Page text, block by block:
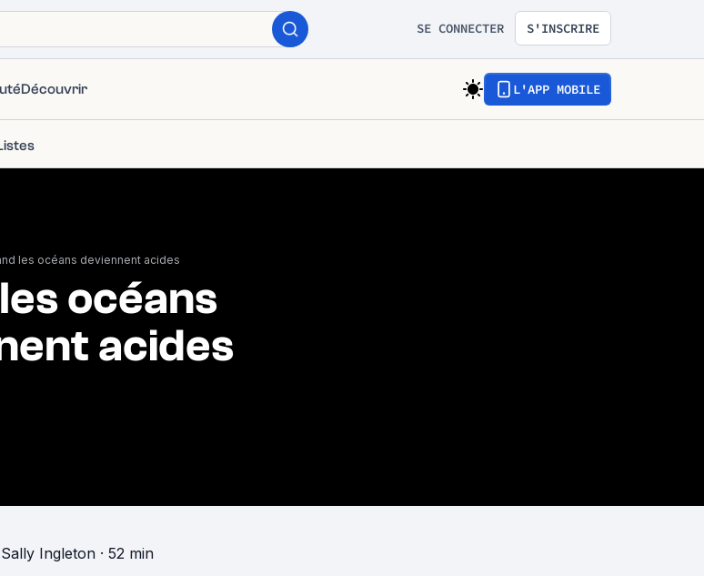
SE CONNECTER S'INSCRIRE
Découvrir L'APP MOBILE
les océans deviennent acides
océans
acides
Sally Ingleton · 52 min